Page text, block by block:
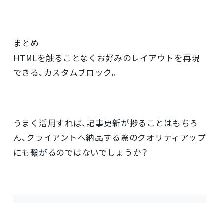
まとめ
HTMLを触ることなくお好みのレイアウトを再現
できる、カスタムブロック。
うまく活用すれば、記事更新が捗ることはもちろ
ん、クライアントへ納品する際のクオリティアップ
にも繋がるのではないでしょうか？